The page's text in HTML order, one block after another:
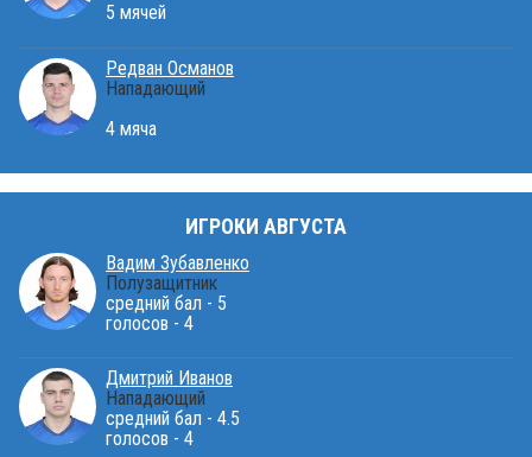
5 мячей
Редван Османов
Нападающий
4 мяча
ИГРОКИ АВГУСТА
Вадим Зубавленко
Полузащитник
средний бал - 5
голосов - 4
Дмитрий Иванов
Нападающий
средний бал - 4.5
голосов - 4